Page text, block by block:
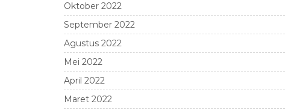
Oktober 2022
September 2022
Agustus 2022
Mei 2022
April 2022
Maret 2022